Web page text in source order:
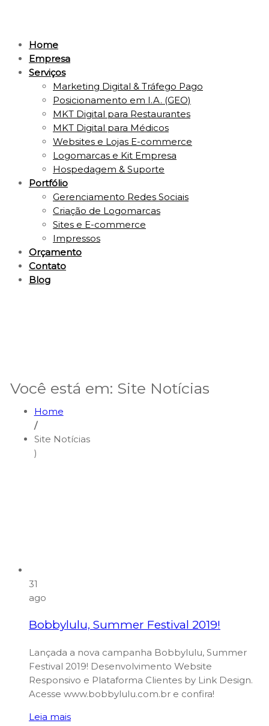
Home
Empresa
Serviços
Marketing Digital & Tráfego Pago
Posicionamento em I.A. (GEO)
MKT Digital para Restaurantes
MKT Digital para Médicos
Websites e Lojas E-commerce
Logomarcas e Kit Empresa
Hospedagem & Suporte
Portfólio
Gerenciamento Redes Sociais
Criação de Logomarcas
Sites e E-commerce
Impressos
Orçamento
Contato
Blog
Você está em: Site Notícias
Home
/
Site Notícias
)
31
ago
Bobbylulu, Summer Festival 2019!
Lançada a nova campanha Bobbylulu, Summer
Festival 2019! Desenvolvimento Website
Responsivo e Plataforma Clientes by Link Design.
Acesse www.bobbylulu.com.br e confira!
Leia mais